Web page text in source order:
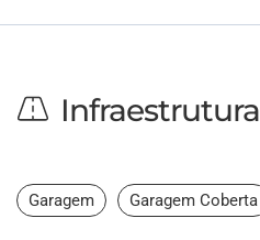
Infraestrutura
Garagem Garagem Coberta